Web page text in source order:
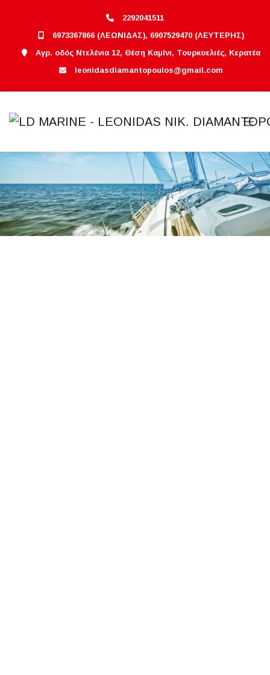
2292041511
6973367866 (ΛΕΩΝΙΔΑΣ), 6907529470 (ΛΕΥΤΕΡΗΣ)
Αγρ. οδός Ντελένια 12, Θέση Καμίνι, Τουρκοελιές, Κερατέα
leonidasdiamantopoulos@gmail.com